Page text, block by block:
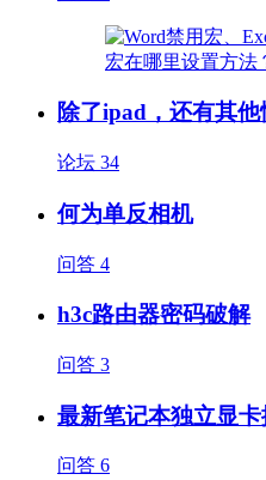
除了ipad，还有其
论坛 34
何为单反相机
问答 4
h3c路由器密码破解
问答 3
最新笔记本独立显卡
问答 6